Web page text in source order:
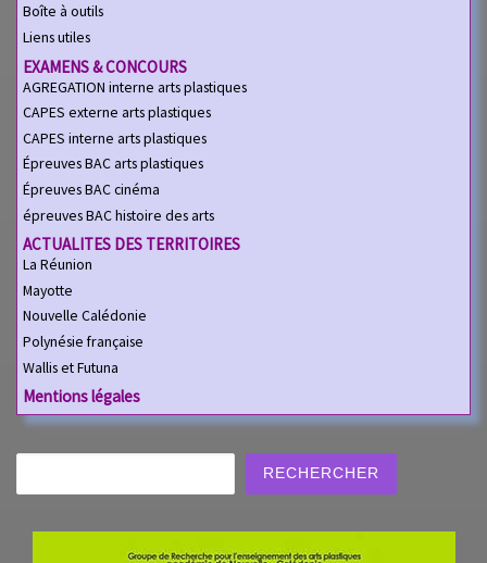
Boîte à outils
Liens utiles
EXAMENS & CONCOURS
AGREGATION interne arts plastiques
CAPES externe arts plastiques
CAPES interne arts plastiques
Épreuves BAC arts plastiques
Épreuves BAC cinéma
épreuves BAC histoire des arts
ACTUALITES DES TERRITOIRES
La Réunion
Mayotte
Nouvelle Calédonie
Polynésie française
Wallis et Futuna
Mentions légales
RECHERCHER